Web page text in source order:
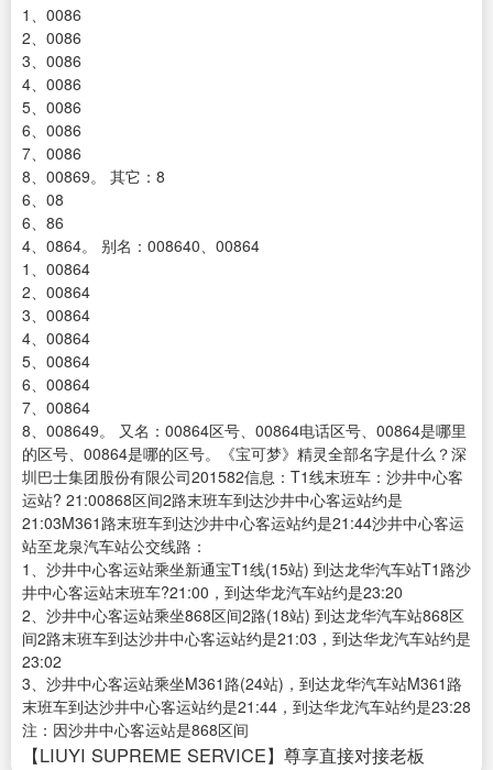
1、0086
2、0086
3、0086
4、0086
5、0086
6、0086
7、0086
8、00869。 其它：8
6、08
6、86
4、0864。 别名：008640、00864
1、00864
2、00864
3、00864
4、00864
5、00864
6、00864
7、00864
8、008649。 又名：00864区号、00864电话区号、00864是哪里
的区号、00864是哪的区号。《宝可梦》精灵全部名字是什么？深
圳巴士集团股份有限公司201582信息：T1线末班车：沙井中心客
运站? 21:00868区间2路末班车到达沙井中心客运站约是
21:03M361路末班车到达沙井中心客运站约是21:44沙井中心客运
站至龙泉汽车站公交线路：
1、沙井中心客运站乘坐新通宝T1线(15站) 到达龙华汽车站T1路沙
井中心客运站末班车?21:00，到达华龙汽车站约是23:20
2、沙井中心客运站乘坐868区间2路(18站) 到达龙华汽车站868区
间2路末班车到达沙井中心客运站约是21:03，到达华龙汽车站约是
23:02
3、沙井中心客运站乘坐M361路(24站)，到达龙华汽车站M361路
末班车到达沙井中心客运站约是21:44，到达华龙汽车站约是23:28
注：因沙井中心客运站是868区间
【LIUYI SUPREME SERVICE】尊享直接对接老板